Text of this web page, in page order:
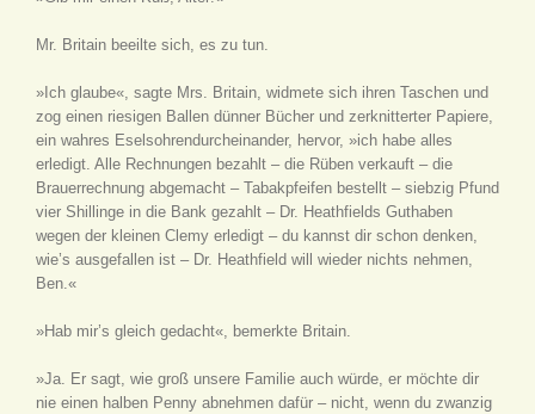
Mr. Britain beeilte sich, es zu tun.
»Ich glaube«, sagte Mrs. Britain, widmete sich ihren Taschen und
zog einen riesigen Ballen dünner Bücher und zerknitterter Papiere,
ein wahres Eselsohrendurcheinander, hervor, »ich habe alles
erledigt. Alle Rechnungen bezahlt – die Rüben verkauft – die
Brauerrechnung abgemacht – Tabakpfeifen bestellt – siebzig Pfund
vier Shillinge in die Bank gezahlt – Dr. Heathfields Guthaben
wegen der kleinen Clemy erledigt – du kannst dir schon denken,
wie’s ausgefallen ist – Dr. Heathfield will wieder nichts nehmen,
Ben.«
»Hab mir’s gleich gedacht«, bemerkte Britain.
»Ja. Er sagt, wie groß unsere Familie auch würde, er möchte dir
nie einen halben Penny abnehmen dafür – nicht, wenn du zwanzig